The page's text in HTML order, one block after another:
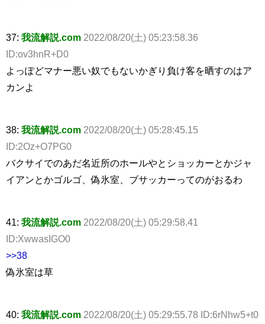
37: 我流解説.com 2022/08/20(土) 05:23:58.36
ID:ov3hnR+D0
よっぽどマナー悪い奴でもないかぎり負け客を晒すのはア
カンよ
38: 我流解説.com 2022/08/20(土) 05:28:45.15
ID:2Oz+O7PG0
バクサイでのあだ名近所のホールやとショッカーとかジャ
イアンとかゴルゴ、偽氷室、ブサッカーってのがおるわ
41: 我流解説.com 2022/08/20(土) 05:29:58.41
ID:XwwasIGO0
>>38
偽氷室は草
40: 我流解説.com 2022/08/20(土) 05:29:55.78 ID:6rNhw5+t0